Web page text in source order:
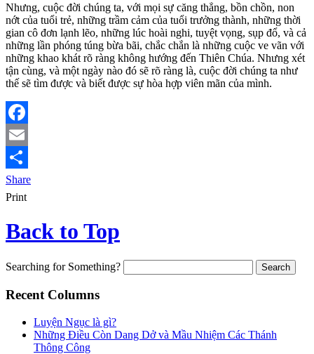
Nhưng, cuộc đời chúng ta, với mọi sự căng thẳng, bồn chồn, non
nớt của tuổi trẻ, những trầm cảm của tuổi trưởng thành, những thời
gian cô đơn lạnh lẽo, những lúc hoài nghi, tuyệt vọng, sụp đổ, và cả
những lần phóng túng bừa bãi, chắc chắn là những cuộc ve vãn với
những khao khát rõ ràng không hướng đến Thiên Chúa. Nhưng xét
tận cùng, và một ngày nào đó sẽ rõ ràng là, cuộc đời chúng ta như
thế sẽ tìm được và biết được sự hòa hợp viên mãn của mình.
Facebook
Email
Share
Print
Back to Top
Searching for Something?
Recent Columns
Luyện Ngục là gì?
Những Điều Còn Dang Dở và Mầu Nhiệm Các Thánh
Thông Công